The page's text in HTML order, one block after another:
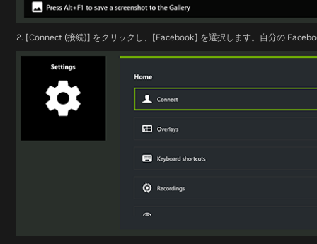
2. [Connect (接続)] をクリックし、[Facebook] を選択します。自分の